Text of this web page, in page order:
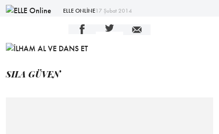
ELLE ONLİNE17 Şubat 2014
SILA GÜVEN